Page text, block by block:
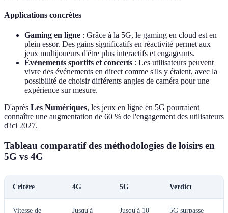
Applications concrètes
Gaming en ligne : Grâce à la 5G, le gaming en cloud est en
plein essor. Des gains significatifs en réactivité permet aux
jeux multijoueurs d'être plus interactifs et engageants.
Événements sportifs et concerts : Les utilisateurs peuvent
vivre des événements en direct comme s'ils y étaient, avec la
possibilité de choisir différents angles de caméra pour une
expérience sur mesure.
D'après Les Numériques, les jeux en ligne en 5G pourraient
connaître une augmentation de 60 % de l'engagement des utilisateurs
d'ici 2027.
Tableau comparatif des méthodologies de loisirs en
5G vs 4G
Critère 4G 5G Verdict
Vitesse de Jusqu'à Jusqu'à 10 5G surpasse